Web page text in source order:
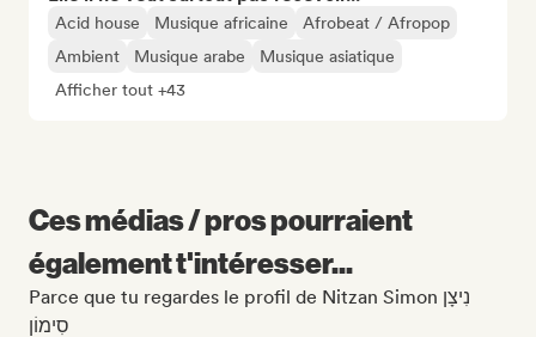
Acid house Musique africaine
Afrobeat / Afropop
Ambient
Musique arabe
Musique asiatique
Afficher tout +43
Ces médias / pros pourraient
également t'intéresser...
Parce que tu regardes le profil de Nitzan Simon נִיצָן
סִימוֹן